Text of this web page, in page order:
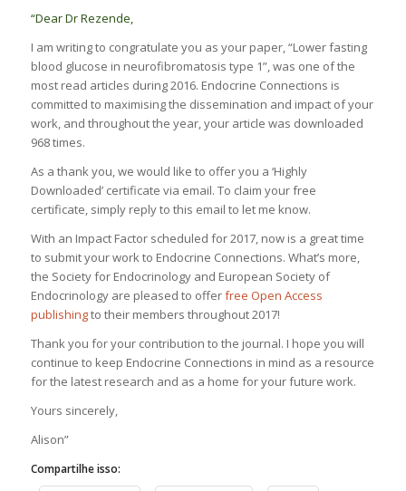
“Dear Dr Rezende,
I am writing to congratulate you as your paper, “Lower fasting
blood glucose in neurofibromatosis type 1”, was one of the
most read articles during 2016. Endocrine Connections is
committed to maximising the dissemination and impact of your
work, and throughout the year, your article was downloaded
968 times.
As a thank you, we would like to offer you a ‘Highly
Downloaded’ certificate via email. To claim your free
certificate, simply reply to this email to let me know.
With an Impact Factor scheduled for 2017, now is a great time
to submit your work to Endocrine Connections. What’s more,
the Society for Endocrinology and European Society of
Endocrinology are pleased to offerfree Open Access
publishingto their members throughout 2017!
Thank you for your contribution to the journal. I hope you will
continue to keep Endocrine Connections in mind as a resource
for the latest research and as a home for your future work.
Yours sincerely,
Alison”
Compartilhe isso: